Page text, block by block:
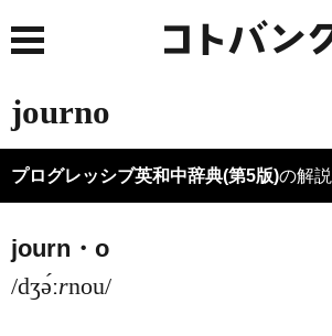
journo
プログレッシブ英和中辞典(第5版)の解説
journ・o
/dʒə́ːrnou/